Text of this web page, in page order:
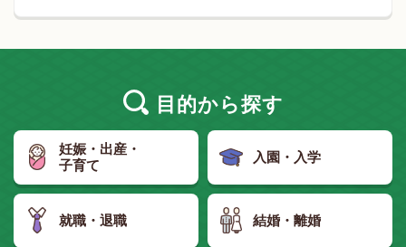
目的から探す
妊娠・出産・
子育て
入園・入学
就職・退職 結婚・離婚